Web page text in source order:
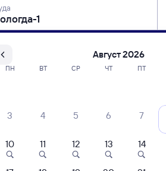
поездов
Август 2026
ПН ВТ СР ЧТ ПТ
3 4 5 6 7
10 11 12 13 14